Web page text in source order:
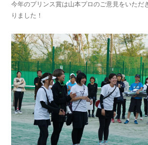
今年のプリンス賞は山本プロのご意見をいただ
りました！